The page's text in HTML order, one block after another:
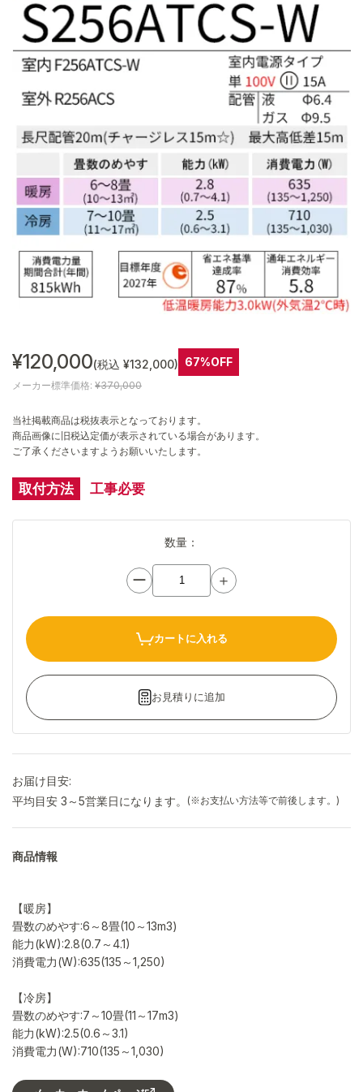
¥120,000(税込 ¥132,000) 67%OFF
メーカー標準価格: ¥370,000
当社掲載商品は税抜表示となっております。
商品画像に旧税込定価が表示されている場合があります。
ご了承くださいますようお願いいたします。
取付方法 工事必要
数量：
ー ＋
カートに入れる
お見積りに追加
お届け目安:
平均目安 3～5営業日になります。
(※お支払い方法等で前後します。)
商品情報
【暖房】
畳数のめやす:6～8畳(10～13m3)
能力(kW):2.8(0.7～4.1)
消費電力(W):635(135～1,250)
【冷房】
畳数のめやす:7～10畳(11～17m3)
能力(kW):2.5(0.6～3.1)
消費電力(W):710(135～1,030)